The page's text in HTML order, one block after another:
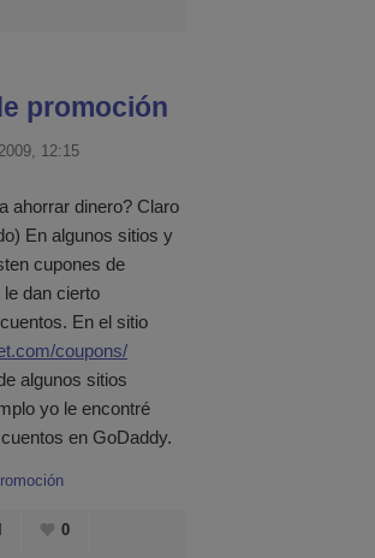
promoción
12:15
ahorrar dinero? Claro
En algunos sitios y
cupones de
dan cierto
En el sitio
coupons/
algunos sitios
yo le encontré
en GoDaddy.
0